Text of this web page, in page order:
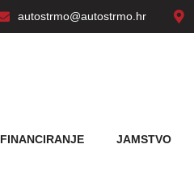
autostrmo@autostrmo.hr
FINANCIRANJE JAMSTVO